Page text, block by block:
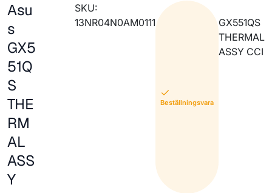
Asu
s
GX5
51Q
S
THE
RM
AL
ASS
Y
SKU:
13NR04N0AM0111
Beställningsvara
GX551QS
THERMAL
ASSY CCI